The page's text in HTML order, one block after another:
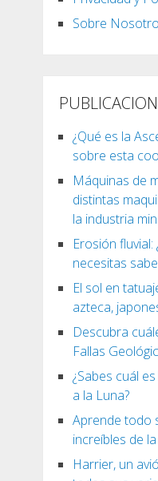
Sobre
¿Qué es la
sobre esta
Máquinas de
distintas
la industria
Erosión
necesitas
El sol en
azteca,
Descubra
Fallas
¿Sabes cuál
a la Luna?
Aprende todo
increíbles de
Harrier, un